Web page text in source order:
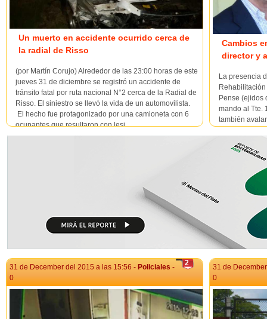
Un muerto en accidente ocurrido cerca de
la radial de Risso
(por Martín Corujo) Alrededor de las 23:00 horas de este
jueves 31 de diciembre se registró un accidente de
tránsito fatal por ruta nacional N°2 cerca de la Radial de
Risso. El siniestro se llevó la vida de un automovilista.
El hecho fue protagonizado por una camioneta con 6
ocupantes que resultaron con lesi...
Cambios
director y
La presencia
Pense (ejidos
mando al Tte.
también
2
31 de December del 2015 a las 15:56 - Policiales -
0
31 de
0